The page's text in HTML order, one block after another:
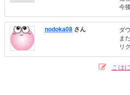
今
nodoka08 さん
ダ
ま
リ
こは